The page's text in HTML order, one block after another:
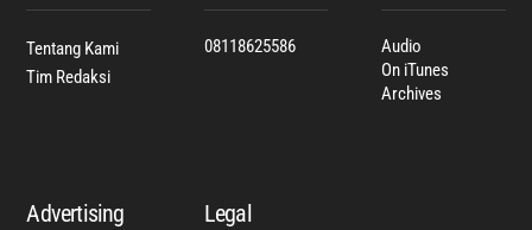
Tentang Kami
Tim Redaksi
08118625586
Audio
On iTunes
Archives
Advertising Legal